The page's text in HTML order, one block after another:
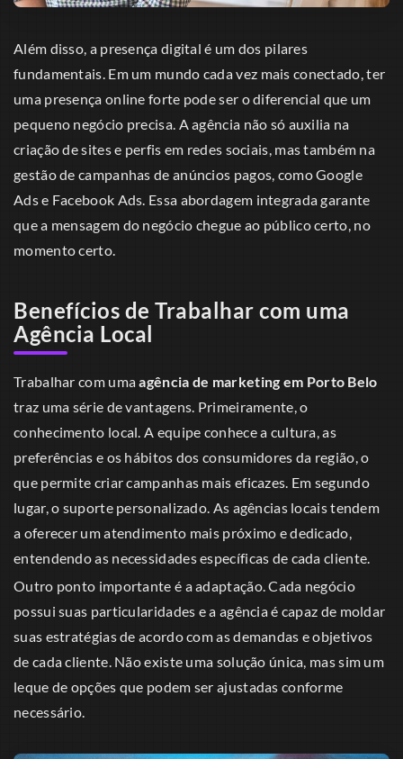
Além disso, a presença digital é um dos pilares
fundamentais. Em um mundo cada vez mais conectado, ter
uma presença online forte pode ser o diferencial que um
pequeno negócio precisa. A agência não só auxilia na
criação de sites e perfis em redes sociais, mas também na
gestão de campanhas de anúncios pagos, como Google
Ads e Facebook Ads. Essa abordagem integrada garante
que a mensagem do negócio chegue ao público certo, no
momento certo.
Benefícios de Trabalhar com uma
Agência Local
Trabalhar com umaagência de marketing em Porto Belo
traz uma série de vantagens. Primeiramente, o
conhecimento local. A equipe conhece a cultura, as
preferências e os hábitos dos consumidores da região, o
que permite criar campanhas mais eficazes. Em segundo
lugar, o suporte personalizado. As agências locais tendem
a oferecer um atendimento mais próximo e dedicado,
entendendo as necessidades específicas de cada cliente.
Outro ponto importante é a adaptação. Cada negócio
possui suas particularidades e a agência é capaz de moldar
suas estratégias de acordo com as demandas e objetivos
de cada cliente. Não existe uma solução única, mas sim um
leque de opções que podem ser ajustadas conforme
necessário.